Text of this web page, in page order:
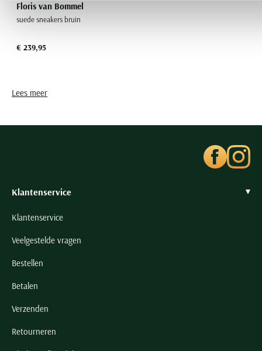
Floris van Bommel
suede sneakers bruin
€ 239,95
Lees meer
Klantenservice
Klantenservice
Veelgestelde vragen
Bestellen
Betalen
Verzenden
Retourneren